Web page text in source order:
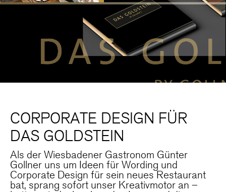
CORPORATE DESIGN FÜR
DAS GOLDSTEIN
Als der Wiesbadener Gastronom Günter
Gollner uns um Ideen für Wording und
Corporate Design für sein neues Restaurant
bat, sprang sofort unser Kreativmotor an –